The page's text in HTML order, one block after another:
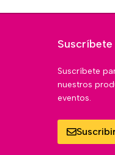
Suscríbete
nuestros
eventos.